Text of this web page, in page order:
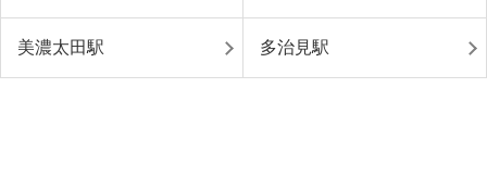
美濃太田駅 多治見駅